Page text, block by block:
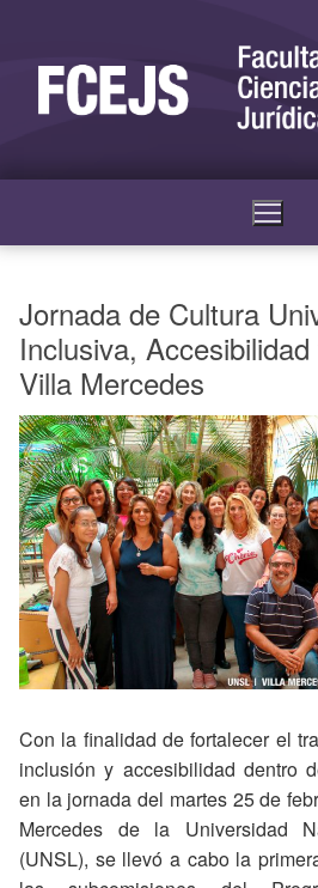
Jornada de Cultura
Inclusiva,
Villa Mercedes
Con la finalidad de fortalecer el
inclusión y accesibilidad dentro
en la jornada del martes 25 de
Mercedes de la Universidad
(UNSL), se llevó a cabo la